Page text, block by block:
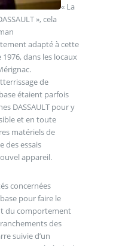
« La
», cela
adapté à cette
dans les locaux
de
étaient parfois
DASSAULT pour y
et en toute
matériels de
des essais
appareil.
concernées
pour faire le
du comportement
des
suivie d’un